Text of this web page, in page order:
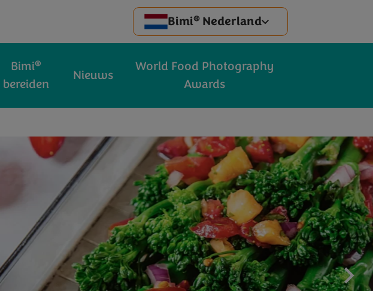
Bimi® Nederland
Bimi®
bereiden
Nieuws
World Food Photography
Awards